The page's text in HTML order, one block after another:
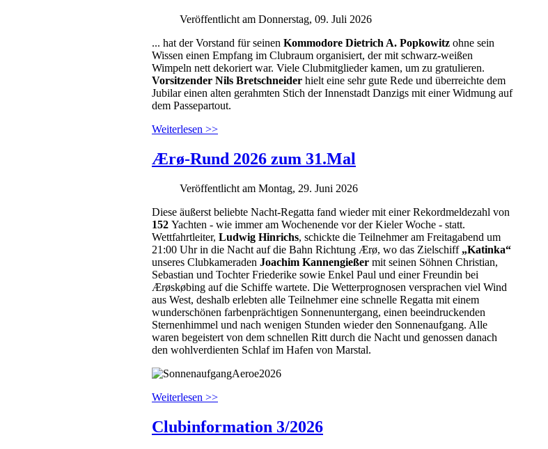
Veröffentlicht am Donnerstag, 09. Juli 2026
... hat der Vorstand für seinen Kommodore Dietrich A. Popkowitz ohne sein
Wissen einen Empfang im Clubraum organisiert, der mit schwarz-weißen
Wimpeln nett dekoriert war. Viele Clubmitglieder kamen, um zu gratulieren.
Vorsitzender Nils Bretschneider hielt eine sehr gute Rede und überreichte dem
Jubilar einen alten gerahmten Stich der Innenstadt Danzigs mit einer Widmung auf
dem Passepartout.
Weiterlesen >>
Ærø-Rund 2026 zum 31.Mal
Veröffentlicht am Montag, 29. Juni 2026
Diese äußerst beliebte Nacht-Regatta fand wieder mit einer Rekordmeldezahl von
152 Yachten - wie immer am Wochenende vor der Kieler Woche - statt.
Wettfahrtleiter, Ludwig Hinrichs, schickte die Teilnehmer am Freitagabend um
21:00 Uhr in die Nacht auf die Bahn Richtung Ærø, wo das Zielschiff „Katinka“
unseres Clubkameraden Joachim Kannengießer mit seinen Söhnen Christian,
Sebastian und Tochter Friederike sowie Enkel Paul und einer Freundin bei
Ærøskøbing auf die Schiffe wartete. Die Wetterprognosen versprachen viel Wind
aus West, deshalb erlebten alle Teilnehmer eine schnelle Regatta mit einem
wunderschönen farbenprächtigen Sonnenuntergang, einen beeindruckenden
Sternenhimmel und nach wenigen Stunden wieder den Sonnenaufgang. Alle
waren begeistert von dem schnellen Ritt durch die Nacht und genossen danach
den wohlverdienten Schlaf im Hafen von Marstal.
Weiterlesen >>
Clubinformation 3/2026